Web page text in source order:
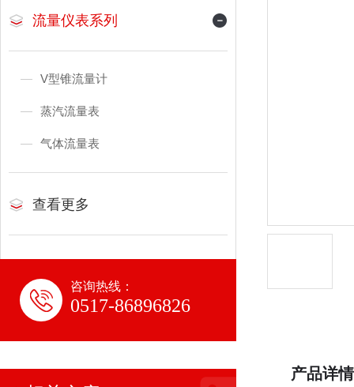
流量仪表系列
V型锥流量计
蒸汽流量表
气体流量表
查看更多
咨询热线：
0517-86896826
产品详情